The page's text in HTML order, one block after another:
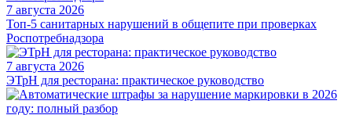
7 августа 2026
Топ-5 санитарных нарушений в общепите при проверках
Роспотребнадзора
7 августа 2026
ЭТрН для ресторана: практическое руководство